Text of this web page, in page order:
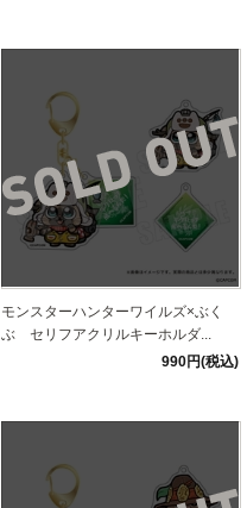
モンスターハンターワイルズ×ぶく
ぶ セリフアクリルキーホルダ...
990円(税込)